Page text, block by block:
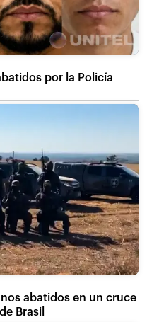
por la Policía
abatidos en un cruce
Brasil